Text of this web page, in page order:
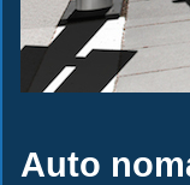
Auto